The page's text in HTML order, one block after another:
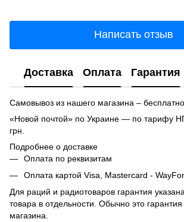
Написать отзыв
Доставка Оплата Гарантия
Самовывоз из нашего магазина – бесплатно.
«Новой почтой» по Украине — по тарифу
грн.
Подробнее о доставке
Оплата по реквизитам
Оплата картой Visa, Mastercard -
Для раций и радиотоваров гарантия
товара в отдельности. Обычно это
магазина.